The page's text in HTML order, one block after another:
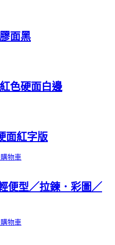
面黑
色硬面白邊
面紅字版
物車
便型／拉鍊．彩圖／
物車